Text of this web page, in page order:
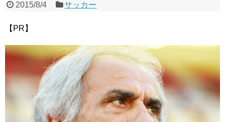
2015/8/4 サッカー
【PR】